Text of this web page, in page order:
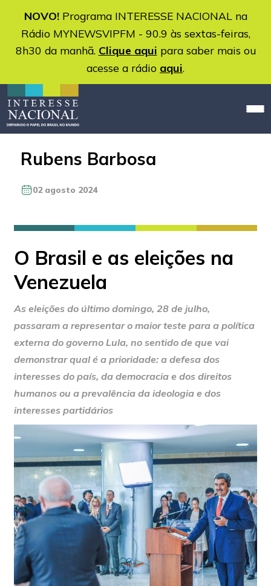
NOVO!Programa INTERESSE NACIONAL na
Rádio MYNEWSVIPFM - 90.9 às sextas-feiras,
8h30 da manhã. Clique aqui para saber mais ou
acesse a rádio aqui.
Rubens Barbosa
02 agosto 2024
O Brasil e as eleições na
Venezuela
As eleições do último domingo, 28 de julho,
passaram a representar o maior teste para a política
externa do governo Lula, no sentido de que vai
demonstrar qual é a prioridade: a defesa dos
interesses do país, da democracia e dos direitos
humanos ou a prevalência da ideologia e dos
interesses partidários